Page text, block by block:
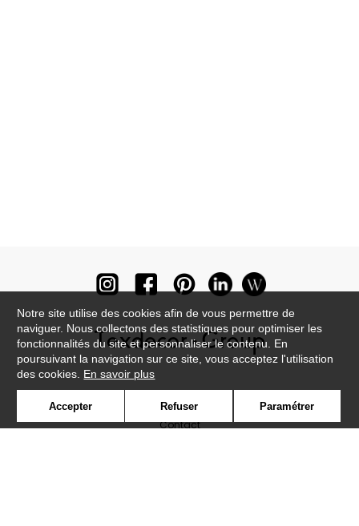
Contact
Notre site utilise des cookies afin de vous permettre de
naviguer. Nous collectons des statistiques pour optimiser les
fonctionnalités du site et personnaliser le contenu. En
poursuivant la navigation sur ce site, vous acceptez l'utilisation
des cookies. En savoir plus
Accepter Refuser Paramétrer